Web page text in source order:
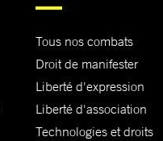
Tous nos combats
Droit de manifester
Liberté d'expression
Liberté d'association
Technologies et droits